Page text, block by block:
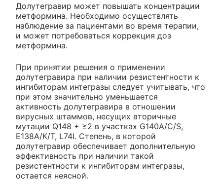
Долутегравир может повышать концентрации
метформина. Необходимо осуществлять
наблюдение за пациентами во время терапии,
и может потребоваться коррекция доз
метформина.
При принятии решения о применении
долутегравира при наличии резистентности к
ингибиторам интегразы следует учитывать, что
при этом значительно уменьшается
активность долутегравира в отношении
вирусных штаммов, несущих вторичные
мутации Q148 + ≥2 в участках G140A/C/S,
Е138А/К/Т, L74I. Степень, в которой
долутегравир обеспечивает дополнительную
эффективность при наличии такой
резистентности к ингибиторам интегразы,
остается неясной.